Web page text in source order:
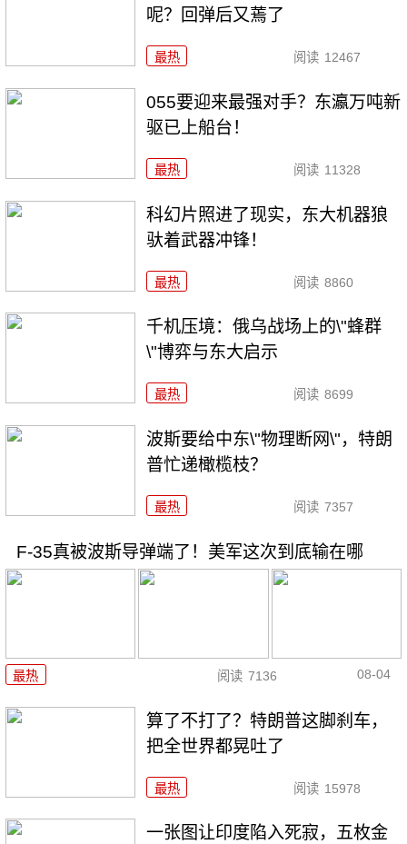
呢？回弹后又蔫了
最热 阅读 12467
055要迎来最强对手？东瀛万吨新
驱已上船台！
最热 阅读 11328
科幻片照进了现实，东大机器狼
驮着武器冲锋！
最热 阅读 8860
千机压境：俄乌战场上的\"蜂群
\"博弈与东大启示
最热 阅读 8699
波斯要给中东\"物理断网\"，特朗
普忙递橄榄枝？
最热 阅读 7357
F-35真被波斯导弹端了！美军这次到底输在哪
最热 阅读 7136 08-04
算了不打了？特朗普这脚刹车，
把全世界都晃吐了
最热 阅读 15978
一张图让印度陷入死寂，五枚金